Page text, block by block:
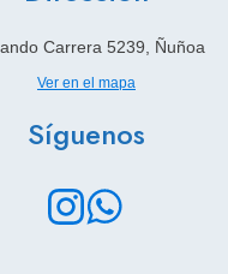
Carrera 5239, Ñuñoa
Ver en el mapa
Síguenos